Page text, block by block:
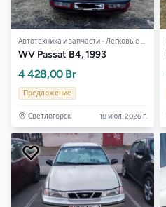
Автотехника и запчасти - Легковые авто
WV Passat B4, 1993
4 428,00 Br
Предложение
Светлогорск 18 июл. 2026 г.